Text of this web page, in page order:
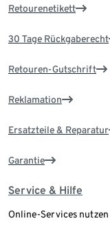
Retourenetikett
30 Tage Rückgaberecht
Retouren-Gutschrift
Reklamation
Ersatzteile & Reparatur
Garantie
Service & Hilfe
Online-Services